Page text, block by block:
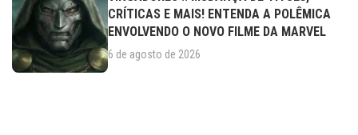
CRÍTICAS E MAIS! ENTENDA A POLÊMICA
ENVOLVENDO O NOVO FILME DA MARVEL
6 de agosto de 2026